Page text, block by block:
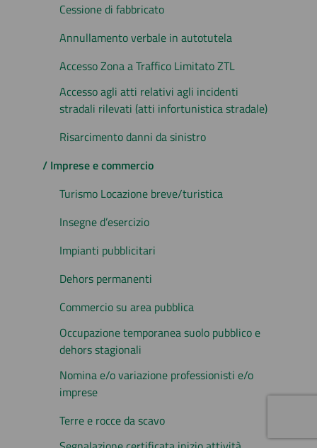
Cessione di fabbricato
Annullamento verbale in autotutela
Accesso Zona a Traffico Limitato ZTL
Accesso agli atti relativi agli incidenti
stradali rilevati (atti infortunistica stradale)
Risarcimento danni da sinistro
/ Imprese e commercio
Turismo Locazione breve/turistica
Insegne d’esercizio
Impianti pubblicitari
Dehors permanenti
Commercio su area pubblica
Occupazione temporanea suolo pubblico e
dehors stagionali
Nomina e/o variazione professionisti e/o
imprese
Terre e rocce da scavo